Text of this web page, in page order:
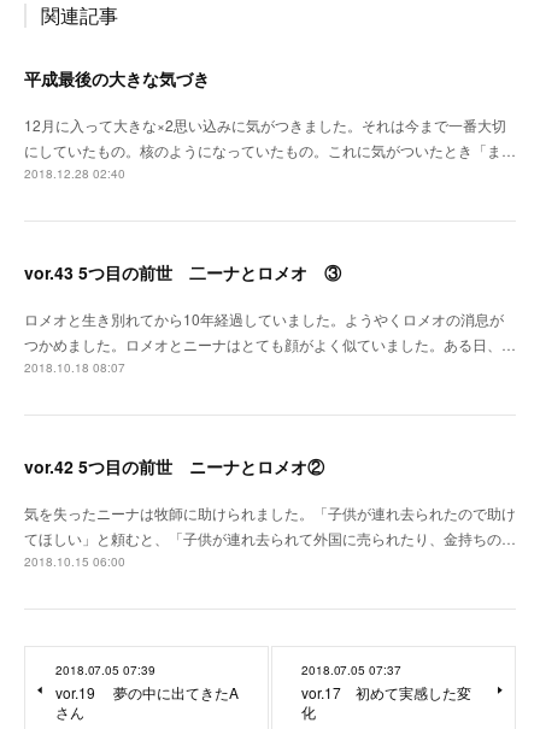
関連記事
平成最後の大きな気づき
12月に入って大きな×2思い込みに気がつきました。それは今まで一番大切
にしていたもの。核のようになっていたもの。これに気がついたとき「ま…
2018.12.28 02:40
vor.43 5つ目の前世 二ーナとロメオ ③
ロメオと生き別れてから10年経過していました。ようやくロメオの消息が
つかめました。ロメオとニーナはとても顔がよく似ていました。ある日、…
2018.10.18 08:07
vor.42 5つ目の前世 ニーナとロメオ②
気を失ったニーナは牧師に助けられました。「子供が連れ去られたので助け
てほしい」と頼むと、「子供が連れ去られて外国に売られたり、金持ちの…
2018.10.15 06:00
2018.07.05 07:39
vor.19 夢の中に出てきたA
さん
2018.07.05 07:37
vor.17 初めて実感した変
化